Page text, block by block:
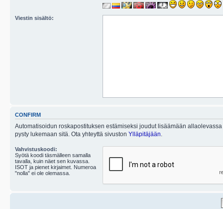
Viestin sisältö:
CONFIRM
Automatisoidun roskapostituksen estämiseksi joudut lisäämään
pysty lukemaan sitä. Ota yhteyttä sivuston Ylläpitäjään
Vahvistuskoodi:
Syötä koodi täsmälleen samalla
tavalla, kuin näet sen kuvassa.
ISOT ja pienet kirjaimet. Numeroa
"nolla" ei ole olemassa.